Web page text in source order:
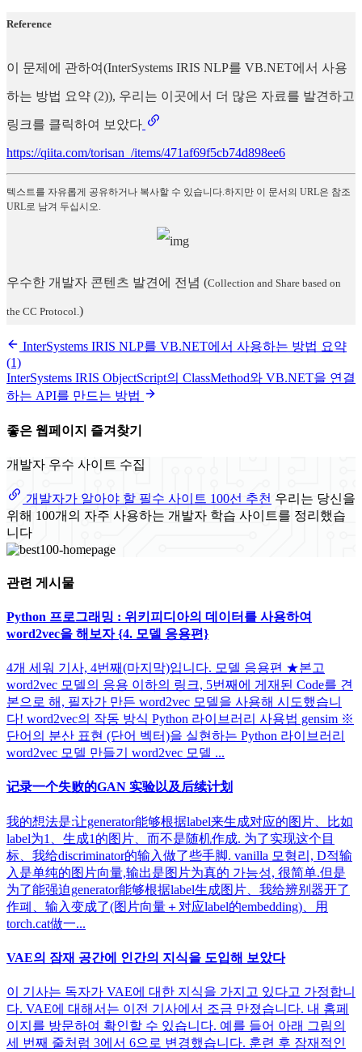
Reference
이 문제에 관하여(InterSystems IRIS NLP를 VB.NET에서 사용
하는 방법 요약 (2)), 우리는 이곳에서 더 많은 자료를 발견하고
링크를 클릭하여 보았다
https://qiita.com/torisan_/items/471af69f5cb74d898ee6
텍스트를 자유롭게 공유하거나 복사할 수 있습니다.하지만 이 문서의 URL은 참조
URL로 남겨 두십시오.
우수한 개발자 콘텐츠 발견에 전념 (Collection and Share based on
the CC Protocol.)
InterSystems IRIS NLP를 VB.NET에서 사용하는 방법 요약
(1)
InterSystems IRIS ObjectScript의 ClassMethod와 VB.NET을 연결
하는 API를 만드는 방법
좋은 웹페이지 즐겨찾기
개발자 우수 사이트 수집
개발자가 알아야 할 필수 사이트 100선 추천 우리는 당신을
위해 100개의 자주 사용하는 개발자 학습 사이트를 정리했습
니다
관련 게시물
Python 프로그래밍 : 위키피디아의 데이터를 사용하여
word2vec을 해보자 {4. 모델 응용편}
4개 세워 기사, 4번째(마지막)입니다. 모델 응용편 ★본고
word2vec 모델의 응용 이하의 링크, 5번째에 게재된 Code를 견
본으로 해, 필자가 만든 word2vec 모델을 사용해 시도했습니
다! word2vec의 작동 방식 Python 라이브러리 사용법 gensim ※
단어의 분산 표현 (단어 벡터)을 실현하는 Python 라이브러리
word2vec 모델 만들기 word2vec 모델 ...
记录一个失败的GAN 实验以及后续计划
我的想法是:让generator能够根据label来生成对应的图片、比如
label为1、生成1的图片、而不是随机作成. 为了实现这个目
标、我给discriminator的输入做了些手脚. vanilla 모형리, D적输
入是单纯的图片向量,输出是图片为真的 가능성, 很简单.但是
为了能强迫generator能够根据label生成图片、我给辨别器开了
作폐、输入变成了(图片向量＋对应label的embedding)、用
torch.cat做一...
VAE의 잠재 공간에 인간의 지식을 도입해 보았다
이 기사는 독자가 VAE에 대한 지식을 가지고 있다고 가정합니
다. VAE에 대해서는 이전 기사에서 조금 만졌습니다. 내 홈페
이지를 방문하여 확인할 수 있습니다. 예를 들어 아래 그림의
세 번째 줄처럼 3에서 6으로 변경했습니다. 훈련 후 잠재적인